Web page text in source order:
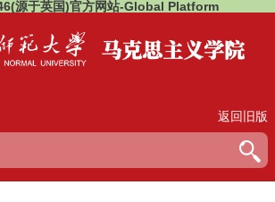
源于英国)官方网站-Global Platform
返回旧版